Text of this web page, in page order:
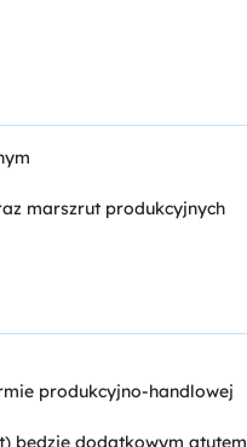
marszrut produkcyjnych
produkcyjno-handlowej
będzie dodatkowym atutem